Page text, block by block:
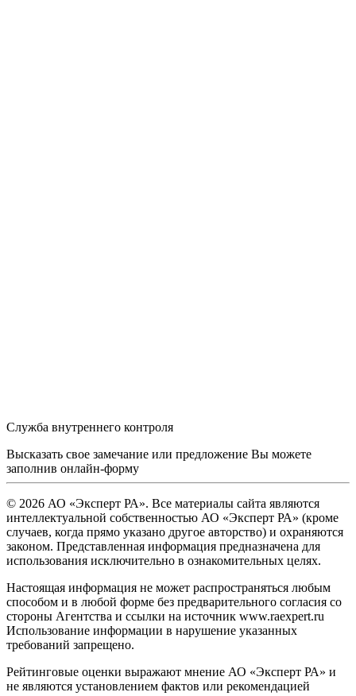
Служба внутреннего контроля
Высказать свое замечание или предложение Вы можете
заполнив онлайн-форму
© 2026 АО «Эксперт РА». Все материалы сайта являются
интеллектуальной собственностью АО «Эксперт РА» (кроме
случаев, когда прямо указано другое авторство) и охраняются
законом. Представленная информация предназначена для
использования исключительно в ознакомительных целях.
Настоящая информация не может распространяться любым
способом и в любой форме без предварительного согласия со
стороны Агентства и ссылки на источник www.raexpert.ru
Использование информации в нарушение указанных
требований запрещено.
Рейтинговые оценки выражают мнение АО «Эксперт РА» и
не являются установлением фактов или рекомендацией